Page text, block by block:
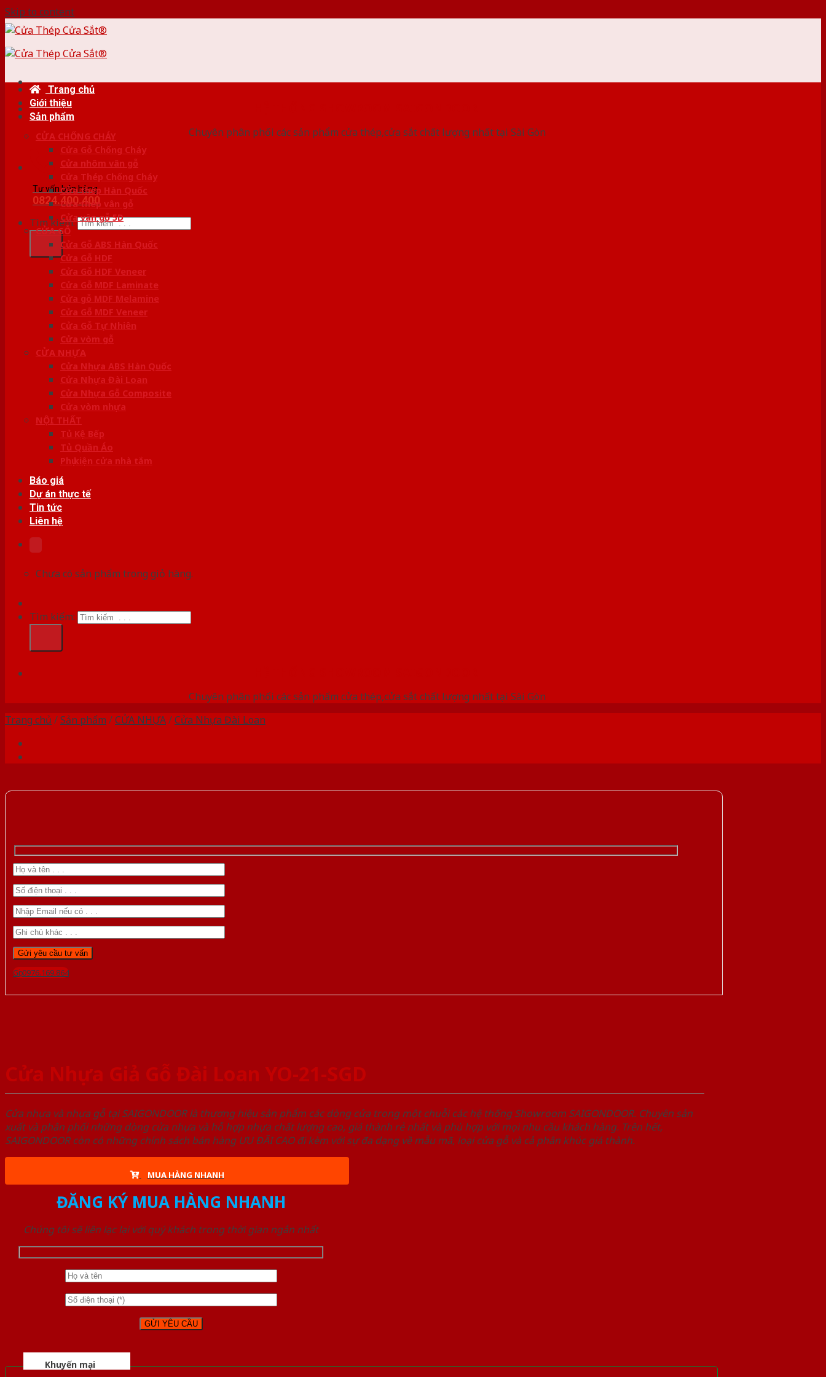
Skip to content
Chuyên phân phối các sản phẩm cửa thép,cửa sắt chất lượng nhất tại Sài Gòn
Tư vấn bán hàng
0824.400.400
Tìm kiếm:
Trang chủ
Giới thiệu
Sản phẩm
CỬA CHỐNG CHÁY
Cửa Gỗ Chống Cháy
Cửa nhôm vân gỗ
Cửa Thép Chống Cháy
Cửa thép Hàn Quốc
Cửa thép vân gỗ
Cửa vân gỗ 5D
CỬA GỖ
Cửa Gỗ ABS Hàn Quốc
Cửa Gỗ HDF
Cửa Gỗ HDF Veneer
Cửa Gỗ MDF Laminate
Cửa gỗ MDF Melamine
Cửa Gỗ MDF Veneer
Cửa Gỗ Tự Nhiên
Cửa vòm gỗ
CỬA NHỰA
Cửa Nhựa ABS Hàn Quốc
Cửa Nhựa Đài Loan
Cửa Nhựa Gỗ Composite
Cửa vòm nhựa
NỘI THẤT
Tủ Kệ Bếp
Tủ Quần Áo
Phụ kiện cửa nhà tắm
Báo giá
Dự án thực tế
Tin tức
Liên hệ
Chưa có sản phẩm trong giỏ hàng.
Tìm kiếm:
Chuyên phân phối các sản phẩm cửa thép,cửa sắt chất lượng nhất tại Sài Gòn
Trang chủ /Sản phẩm /CỬA NHỰA/Cửa Nhựa Đài Loan
Gọi 0976.169.864
Cửa Nhựa Giả Gỗ Đài Loan YO-21-SGD
Cửa nhựa và nhựa gỗ tại SAIGONDOOR là thương hiệu sản phẩm các dòng cửa trong một chuỗi các hệ thống Showroom SAIGONDOOR. Chuyên sản
xuất và phân phối những dòng cửa nhựa và hỗ hợp nhựa chất lượng cao, giá thành rẻ nhất và phù hợp với mọi nhu cầu khách hàng. Trên hết,
SAIGONDOOR còn có những chính sách bán hàng ƯU ĐÃI CAO đi kèm với sự đa dạng về mẫu mã, loại cửa gỗ và cả phân khúc giá thành.
MUA HÀNG NHANH
ĐĂNG KÝ MUA HÀNG NHANH
Chúng tôi sẽ liên lạc lại với quý khách trong thời gian ngắn nhất
Khuyến mại